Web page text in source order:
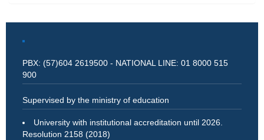
PBX: (57)604 2619500 - NATIONAL LINE: 01 8000 515
900
Supervised by the ministry of education
University with institutional accreditation until 2026.
Resolution 2158 (2018)